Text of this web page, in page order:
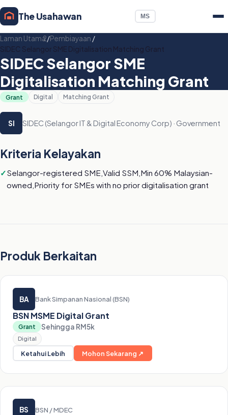
The Usahawan MS
Laman Utama/Pembiayaan /
SIDEC Selangor SME Digitalisation Matching Grant
SIDEC Selangor SME
Digitalisation Matching Grant
Grant Digital Matching Grant
SI SIDEC (Selangor IT & Digital Economy Corp) · Government
Kriteria Kelayakan
Selangor-registered SME,Valid SSM,Min 60% Malaysian-
owned,Priority for SMEs with no prior digitalisation grant
Produk Berkaitan
BA Bank Simpanan Nasional (BSN)
BSN MSME Digital Grant
Grant Sehingga RM5k
Digital
Ketahui Lebih Mohon Sekarang ↗
BS BSN / MDEC